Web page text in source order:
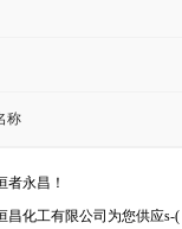
称
者永昌！
昌化工有限公司为您供应